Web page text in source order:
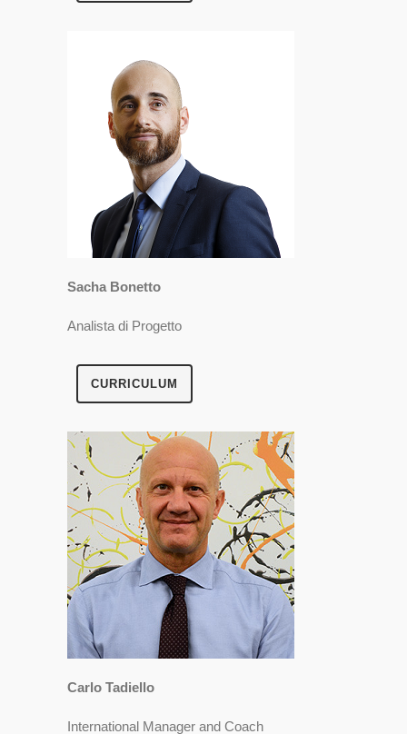
Sacha Bonetto
Analista di Progetto
CURRICULUM
Carlo Tadiello
International Manager and Coach